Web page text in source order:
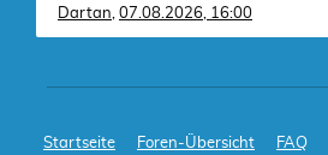
Dartan, 07.08.2026, 16:00
Startseite Foren-Übersicht FAQ